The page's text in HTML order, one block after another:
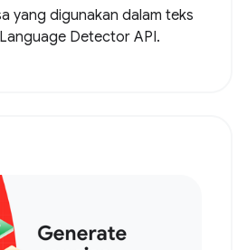
yang digunakan dalam teks
Detector API.